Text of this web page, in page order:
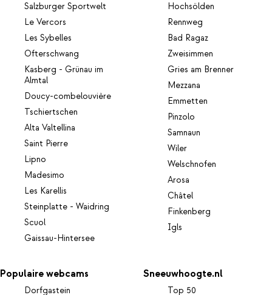
Salzburger Sportwelt
Le Vercors
Les Sybelles
Ofterschwang
Kasberg - Grünau im
Almtal
Doucy-combelouvière
Tschiertschen
Alta Valtellina
Saint Pierre
Lipno
Madesimo
Les Karellis
Steinplatte - Waidring
Scuol
Gaissau-Hintersee
Hochsölden
Rennweg
Bad Ragaz
Zweisimmen
Gries am Brenner
Mezzana
Emmetten
Pinzolo
Samnaun
Wiler
Welschnofen
Arosa
Châtel
Finkenberg
Igls
Populaire webcams
Dorfgastein
Sneeuwhoogte.nl
Top 50